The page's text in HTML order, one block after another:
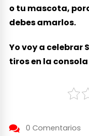
o tu mascota,
debes amarlos.
Yo voy a celebrar
tiros en la
0 Comentarios